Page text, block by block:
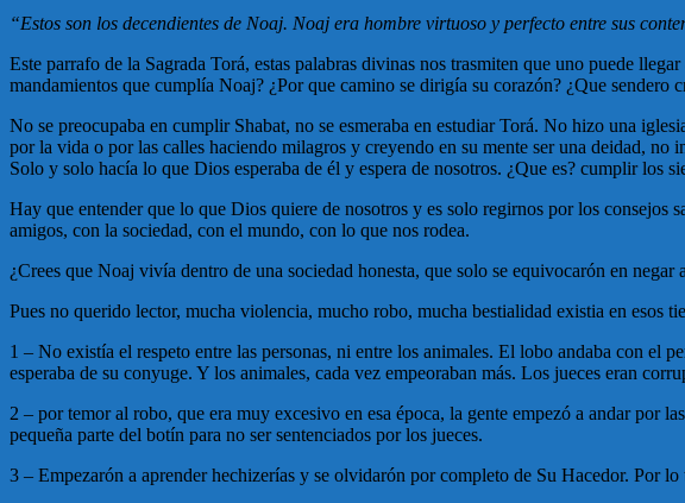
“Estos son los decendientes de Noaj. Noaj era hombre virtuoso y perfecto entre sus
Este parrafo de la Sagrada Torá, estas palabras divinas nos trasmiten que uno puede
mandamientos que cumplía Noaj? ¿Por que camino se dirigía su corazón? ¿Que
No se preocupaba en cumplir Shabat, no se esmeraba en estudiar Torá. No hizo una
por la vida o por las calles haciendo milagros y creyendo en su mente ser una deidad, no
Solo y solo hacía lo que Dios esperaba de él y espera de nosotros. ¿Que es? cumplir los
Hay que entender que lo que Dios quiere de nosotros y es solo regirnos por los
amigos, con la sociedad, con el mundo, con lo que nos rodea.
¿Crees que Noaj vivía dentro de una sociedad honesta, que solo se equivocarón en negar
Pues no querido lector, mucha violencia, mucho robo, mucha bestialidad existia en esos
1 – No existía el respeto entre las personas, ni entre los animales. El lobo andaba con el
esperaba de su conyuge. Y los animales, cada vez empeoraban más. Los jueces eran
2 – por temor al robo, que era muy excesivo en esa época, la gente empezó a andar por
pequeña parte del botín para no ser sentenciados por los jueces.
3 – Empezarón a aprender hechizerías y se olvidarón por completo de Su Hacedor. Por